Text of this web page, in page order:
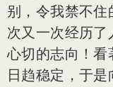
别，令我禁不
次又一次经历
心切的志向！
日趋稳定，于